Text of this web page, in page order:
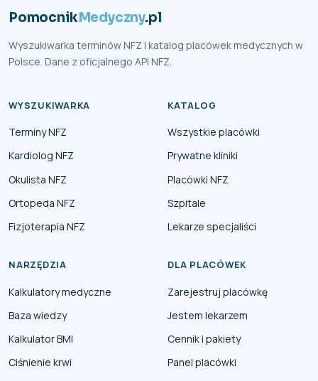
PomocnikMedyczny.pl
Wyszukiwarka terminów NFZ i katalog placówek medycznych w
Polsce. Dane z oficjalnego API NFZ.
WYSZUKIWARKA
Terminy NFZ
Kardiolog NFZ
Okulista NFZ
Ortopeda NFZ
Fizjoterapia NFZ
KATALOG
Wszystkie placówki
Prywatne kliniki
Placówki NFZ
Szpitale
Lekarze specjaliści
NARZĘDZIA
Kalkulatory medyczne
Baza wiedzy
Kalkulator BMI
Ciśnienie krwi
DLA PLACÓWEK
Zarejestruj placówkę
Jestem lekarzem
Cennik i pakiety
Panel placówki